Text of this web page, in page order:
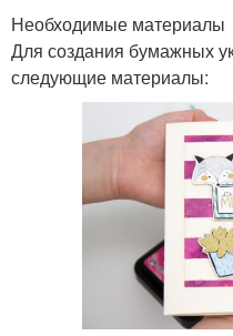
Необходимые материалы
Для создания бумажных
следующие материалы: